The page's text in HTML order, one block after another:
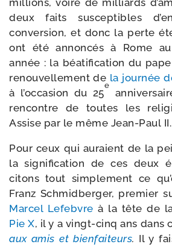
mil­lions, voire de mil­liards
deux faits sus­cep­tibles
conversion, et donc la perte
ont été annon­cés à Rome
année : la béa­ti­fi­ca­tion du
renou­vel­le­ment de la jour­née
à l’occasion du 25
e
ren­contre de toutes les
Assise par le même Jean-​Paul II.
Pour ceux qui auraient de la
la signi­fi­ca­tion de ces deux
citons tout sim­ple­ment ce
Franz Schmidberger, pre­mier
Marcel Lefebvre à la tête de
Pie X, il y a vingt-​cinq ans dans
aux amis et bien­fai­teurs. Il y